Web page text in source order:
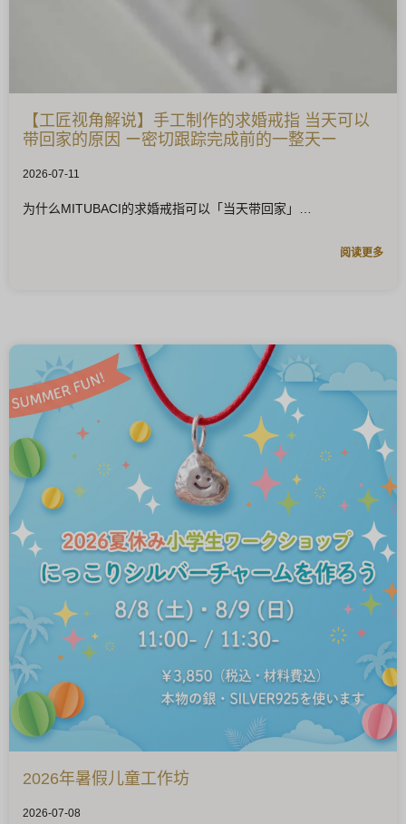
【工匠视角解说】手工制作的求婚戒指 当天可以
带回家的原因 ー密切跟踪完成前的一整天ー
2026-07-11
为什么MITUBACI的求婚戒指可以「当天带回家」
阅读更多
2026年暑假儿童工作坊
2026-07-08